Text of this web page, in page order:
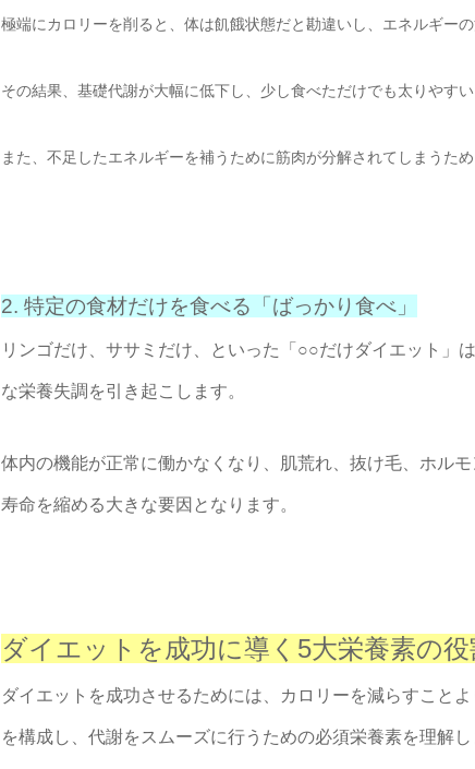
極端にカロリーを削ると、体は飢餓状態だと勘違いし、エネルギーの
その結果、基礎代謝が大幅に低下し、少し食べただけでも太りやす
また、不足したエネルギーを補うために筋肉が分解されてしまうた
2. 特定の食材だけを食べる「ばっかり食べ」
リンゴだけ、ササミだけ、といった「○○だけダイエット」
な栄養失調を引き起こします。
体内の機能が正常に働かなくなり、肌荒れ、抜け毛、ホル
寿命を縮める大きな要因となります。
ダイエットを成功に導く5大栄養素の役
ダイエットを成功させるためには、カロリーを減らすこと
を構成し、代謝をスムーズに行うための必須栄養素を理解し